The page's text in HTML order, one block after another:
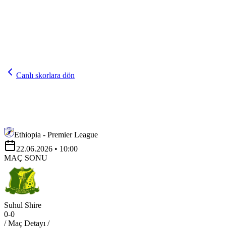
Canlı skorlara dön
Ethiopia - Premier League
22.06.2026 • 10:00
MAÇ SONU
Suhul Shire
0-0
/ Maç Detayı /